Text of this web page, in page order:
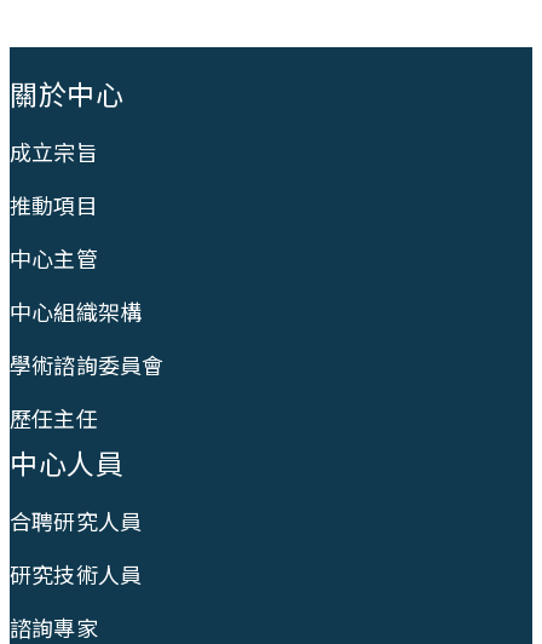
關於中心
成立宗旨
推動項目
中心主管
中心組織架構
學術諮詢委員會
歷任主任
中心人員
合聘研究人員
研究技術人員
諮詢專家